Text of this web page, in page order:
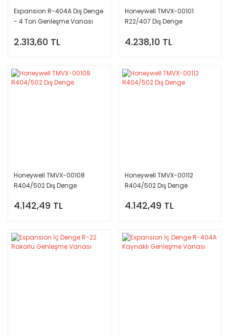
Expansion R-404A Dış Denge
- 4 Ton Genleşme Vanası
2.313,60 TL
Honeywell TMVX-00101
R22/407 Dış Denge
4.238,10 TL
Honeywell TMVX-00108
R404/502 Dış Denge
4.142,49 TL
Honeywell TMVX-00112
R404/502 Dış Denge
4.142,49 TL